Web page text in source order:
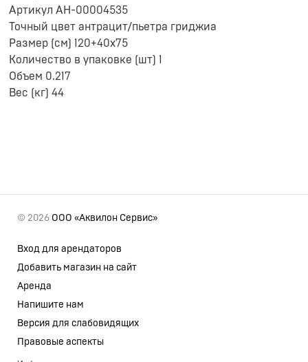
Артикул АН-00004535
Точный цвет антрацит/пьетра гриджиа
Размер (см) 120+40х75
Количество в упаковке (шт) 1
Объем 0.217
Вес (кг) 44
© 2026 ООО «Аквилон Сервис»
Вход для арендаторов
Добавить магазин на сайт
Аренда
Напишите нам
Версия для слабовидящих
Правовые аспекты